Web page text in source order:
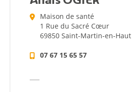
Maison de santé
1 Rue du Sacré Cœur
69850 Saint-Martin-en-Haut
07 67 15 65 57